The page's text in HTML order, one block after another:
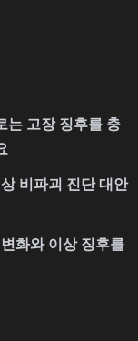
는 고장 징후를 충
비파괴 진단 대안
화와 이상 징후를